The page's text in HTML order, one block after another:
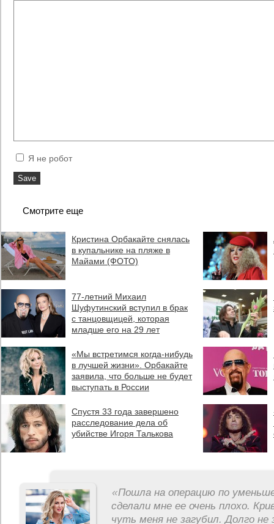
Я не робот
Смотрите еще
Кристина Орбакайте снялась
в купальнике на пляже в
Майами (ФОТО)
77-летний Михаил
Шуфутинский вступил в брак
с танцовщицей, которая
младше его на 29 лет
«Мы встретимся когда-нибудь
в лучшей жизни». Орбакайте
заявила, что больше не будет
выступать в России
Спустя 33 года завершено
расследование дела об
убийстве Игоря Талькова
«Пошла на операцию по
сделали мне ее очень плохо.
чуть меня не загубил. Долго не